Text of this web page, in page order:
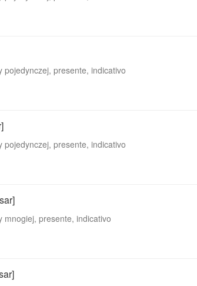
pojedynczej, presente, indicativo
pojedynczej, presente, indicativo
mnogiej, presente, indicativo